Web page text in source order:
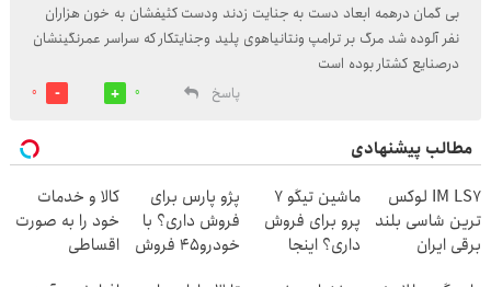
بی گمان درهمه ابعاد دست به جنایت زدند ودست کثیفشان به خون هزاران
نفر آلوده شد مرگ بر ترامپ ونتانیاهوی پلید وجنایتکار که سراسر عمرنگینشان
درصنایع کشتار بوده است
پاسخ
0
0
مطالب پیشنهادی
IM LS7 لوکس
ترین شاسی بلند
برقی ایران
ماشین تیگو 7
پرو برای فروش
داری؟ اینجا
پژو پارس برای
فروش داری؟ با
خودرو45 فروش
کالا و خدمات
خود را به صورت
اقساطی